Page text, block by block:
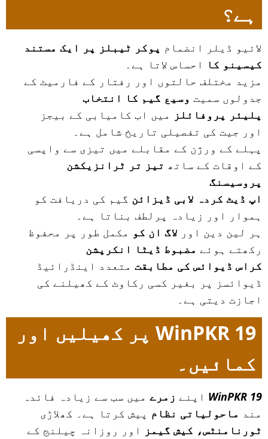
ہے؟
لائیو ڈیلر انضمام پوکر ٹیبلز پر ایک مستند
کیسینو کا
احساس لاتا ہے۔
مزید مختلف حالتوں اور رفتار کے فارمیٹ کے
جدولوں سمیت وسیع گیم کا انتخاب
پلیئر پروفائلز میں اب کامیابی کے بیجز
اور جیت کی تفصیلی تاریخ شامل ہے۔
پہلے کے ورژن کے مقابلے میں تیزی سے واپسی
کے اوقات کے ساتھ تیز تر ٹرانزیکشن
پروسیسنگ
اپ ڈیٹ کردہ لابی ڈیزائن گیم کی دریافت کو
ہموار اور زیادہ پرلطف بناتا ہے۔
ہر لین دین اور لاگ ان کو مکمل طور پر محفوظ
رکھتے ہوئے مضبوط ڈیٹا انکرپشن
کراس ڈیوائس کی مطابقت متعدد اینڈرائیڈ
ڈیوائسز پر بغیر کسی رکاوٹ کے کھیلنے کی
اجازت دیتی ہے۔
WinPKR 19 پر کھیلیں اور
کمائیں۔
WinPKR 19 اپنے زمرے میں سب سے زیادہ فائدہ
مند ماحولیاتی نظام پیش کرتا ہے۔ کھلاڑی
ٹورنامنٹس، کیش گیمز
اور روزانہ چیلنج کے